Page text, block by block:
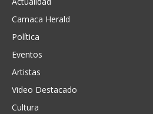
Camaca Herald
Política
Eventos
Artistas
Video Destacado
Cultura